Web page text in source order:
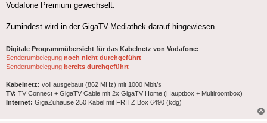
Vodafone Premium gewechselt.
Zumindest wird in der GigaTV-Mediathek darauf hingewiesen...
Digitale Programmübersicht für das Kabelnetz von Vodafone:
Senderumbelegung noch nicht durchgeführt
Senderumbelegung bereits durchgeführt
Kabelnetz: voll ausgebaut (862 MHz) mit 1000 Mbit/s
TV: TV Connect + GigaTV Cable mit 2x GigaTV Home (Hauptbox + Multiroombox)
Internet: GigaZuhause 250 Kabel mit FRITZ!Box 6490 (kdg)